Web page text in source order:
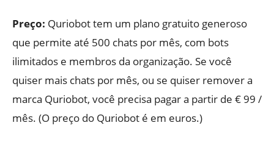
Preço: Quriobot tem um plano gratuito generoso
que permite até 500 chats por mês, com bots
ilimitados e membros da organização. Se você
quiser mais chats por mês, ou se quiser remover a
marca Quriobot, você precisa pagar a partir de € 99 /
mês. (O preço do Quriobot é em euros.)